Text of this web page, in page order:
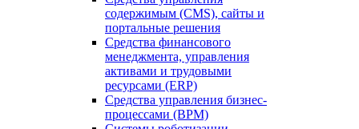
содержимым (CMS), сайты и
портальные решения
Средства финансового
менеджмента, управления
активами и трудовыми
ресурсами (ERP)
Средства управления бизнес-
процессами (BPM)